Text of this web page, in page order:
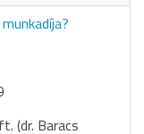
(dr. Baracs